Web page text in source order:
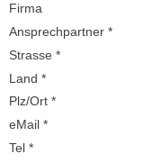
Firma
Ansprechpartner *
Strasse *
Land *
Plz/Ort *
eMail *
Tel *